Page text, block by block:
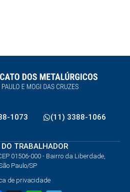
1073 (11) 3388-1066
TRABALHADOR
01506-000 - Bairro da Liberdade,
Paulo/SP
de privacidade